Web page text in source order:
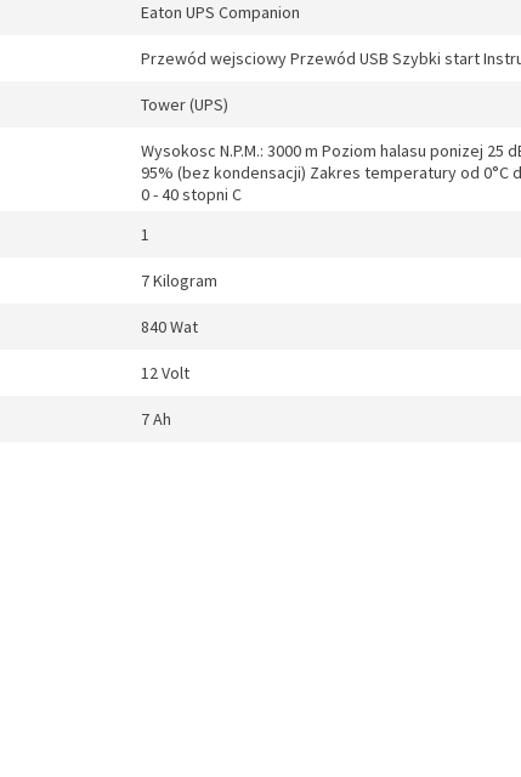
Eaton UPS Companion
Przewód wejsciowy Przewód USB Szybki start
Tower (UPS)
Wysokosc N.P.M.: 3000 m Poziom halasu ponizej
95% (bez kondensacji) Zakres temperatury od 0°C
0 - 40 stopni C
1
7 Kilogram
840 Wat
12 Volt
7 Ah